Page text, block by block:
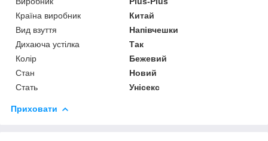
Країна виробник
Китай
Вид взуття
Напівчешки
Дихаюча устілка
Так
Колір
Бежевий
Стан
Новий
Стать
Унісекс
Приховати